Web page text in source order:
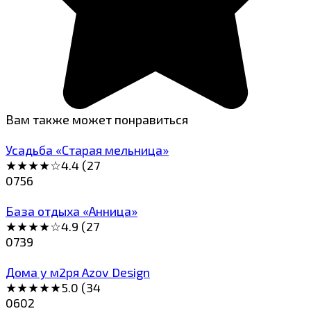
Вам также может понравиться
Усадьба «Старая мельница»
★★★★☆4.4 (27
0756
База отдыха «Анница»
★★★★☆4.9 (27
0739
Дома у м2ря Azov Design
★★★★★5.0 (34
0602